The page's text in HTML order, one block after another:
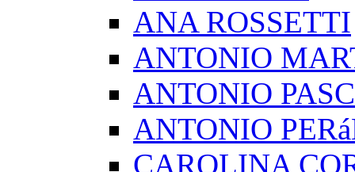
ANA ROSSETTI
ANTONIO
ANTONIO
ANTONIO
CAROLINA